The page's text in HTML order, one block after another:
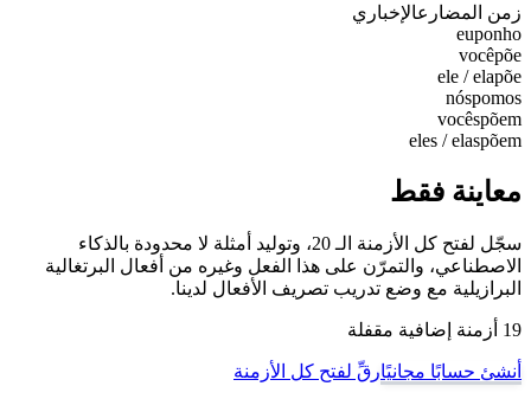
زمن المضارعالإخباري
euponho
vocêpõe
ele / elapõe
nóspomos
vocêspõem
eles / elaspõem
معاينة فقط
سجّل لفتح كل الأزمنة الـ 20، وتوليد أمثلة لا محدودة بالذكاء
الاصطناعي، والتمرّن على هذا الفعل وغيره من أفعال البرتغالية
البرازيلية مع وضع تدريب تصريف الأفعال لدينا.
19 أزمنة إضافية مقفلة
أنشئ حسابًا مجانيًارقِّ لفتح كل الأزمنة